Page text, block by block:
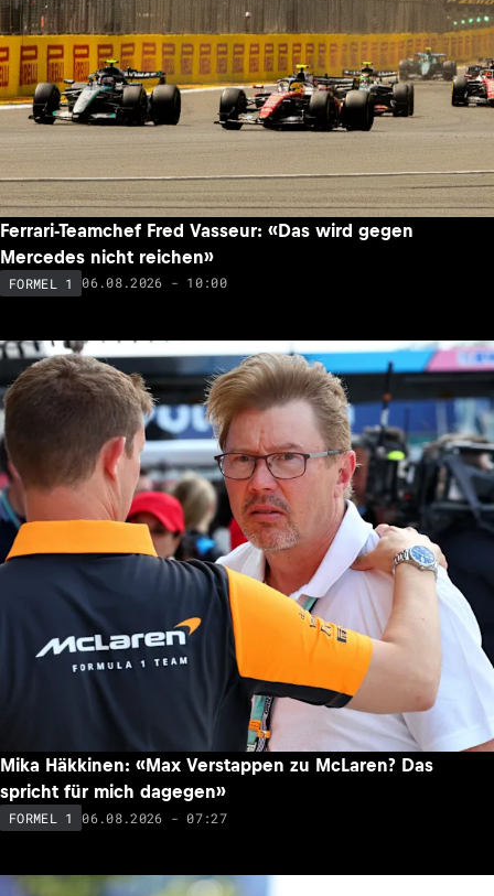
Ferrari-Teamchef Fred Vasseur: «Das wird gegen
Mercedes nicht reichen»
FORMEL 1 06.08.2026 - 10:00
Mika Häkkinen: «Max Verstappen zu McLaren? Das
spricht für mich dagegen»
FORMEL 1 06.08.2026 - 07:27